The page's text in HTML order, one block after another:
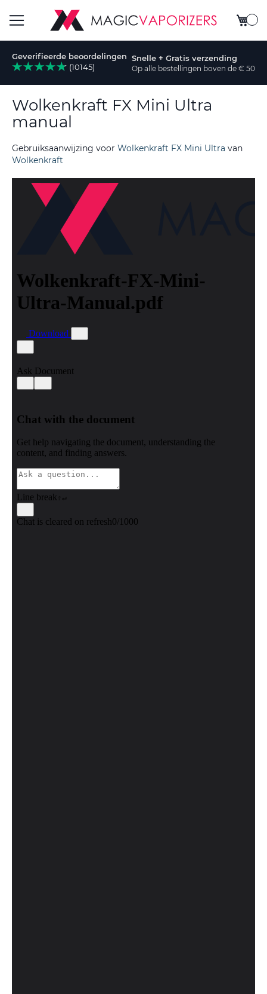
Nav
Geverifieerde beoordelingen
(10145)
Snelle + Gratis verzending
Op alle bestellingen boven de € 50
Wolkenkraft FX Mini Ultra
manual
Gebruiksaanwijzing voor Wolkenkraft FX Mini Ultra van
Wolkenkraft